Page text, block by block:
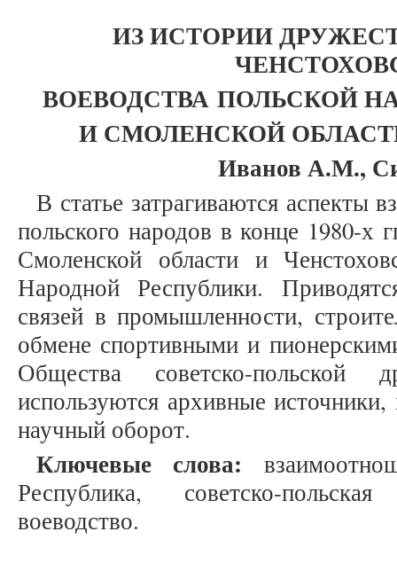
ИЗ ИСТОРИИ
ВОЕВОДСТВА ПОЛЬСКОЙ
И СМОЛЕНСКОЙ
Иванов А.М.,
В статье затрагиваются аспекты
польского народов в конце 1980-х
Смоленской области и
Народной Республики.
связей в промышленности,
обмене спортивными и
Общества советско-
используются архивные
научный оборот.
Ключевые слова:
Республика, советско-
воеводство.